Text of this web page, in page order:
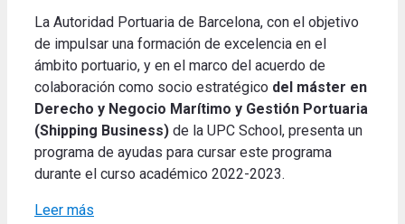
La Autoridad Portuaria de Barcelona, con el objetivo
de impulsar una formación de excelencia en el
ámbito portuario, y en el marco del acuerdo de
colaboración como socio estratégico del máster en
Derecho y Negocio Marítimo y Gestión Portuaria
(Shipping Business) de la UPC School, presenta un
programa de ayudas para cursar este programa
durante el curso académico 2022-2023.
Leer más